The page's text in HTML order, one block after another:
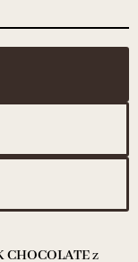
CHOCOLATEz